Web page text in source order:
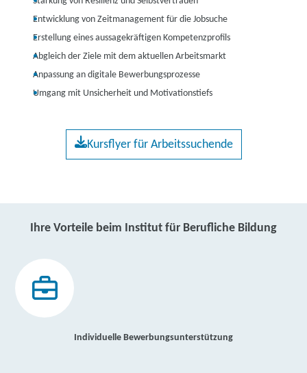
Entwicklung von Zeitmanagement für die Jobsuche
Erstellung eines aussagekräftigen Kompetenzprofils
Abgleich der Ziele mit dem aktuellen Arbeitsmarkt
Anpassung an digitale Bewerbungsprozesse
Umgang mit Unsicherheit und Motivationstiefs
Kursflyer für Arbeitssuchende
Ihre Vorteile beim Institut für Berufliche Bildung
Individuelle Bewerbungsunterstützung